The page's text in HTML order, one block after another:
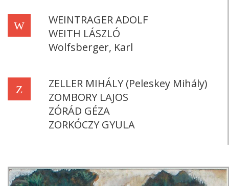
W
WEINTRAGER ADOLF
WEITH LÁSZLÓ
Wolfsberger, Karl
Z
ZELLER MIHÁLY (Peleskey Mihály)
ZOMBORY LAJOS
ZÓRÁD GÉZA
ZORKÓCZY GYULA